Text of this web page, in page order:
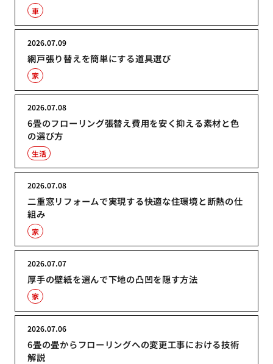
車
網戸張り替えを簡単にする道具選び
2026.07.09
家
6畳のフローリング張替え費用を安く抑える素材と色
の選び方
2026.07.08
生活
二重窓リフォームで実現する快適な住環境と断熱の仕
組み
2026.07.08
家
厚手の壁紙を選んで下地の凸凹を隠す方法
2026.07.07
家
6畳の畳からフローリングへの変更工事における技術
解説
2026.07.06